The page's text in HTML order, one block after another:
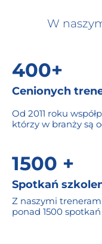
W
400+
Cenionych
Od 2011 roku
którzy w branży są
1500 +
Spotkań
Z naszymi
ponad 1500